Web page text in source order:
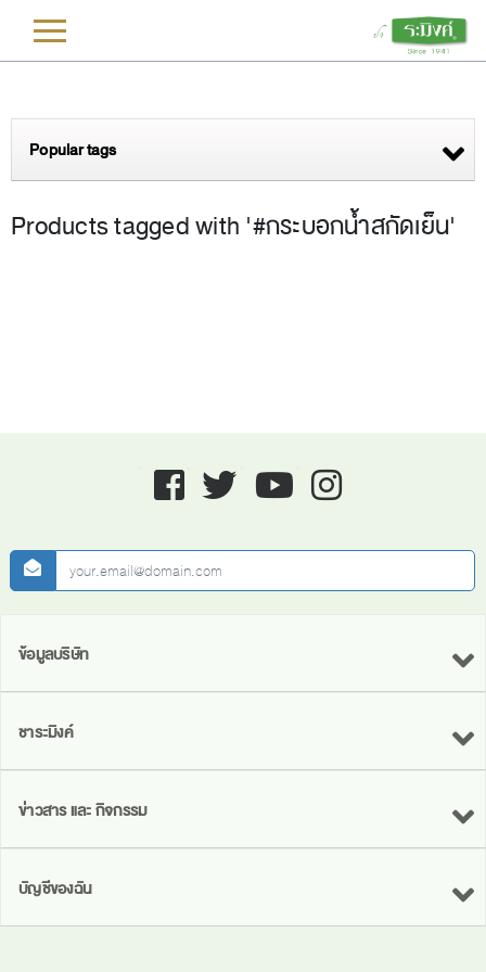
Popular tags
Products tagged with '#กระบอกน้ำสกัดเย็น'
Facebook twitter youtube instagram
newsletter
ข้อมูลบริษัท
ชาระมิงค์
ข่าวสาร และ กิจกรรม
บัญชีของฉัน